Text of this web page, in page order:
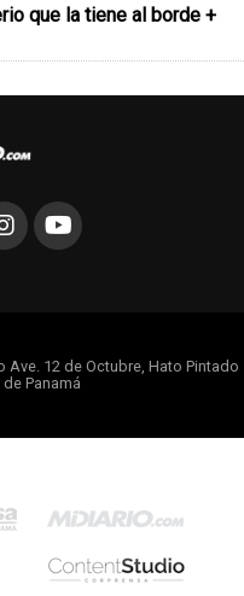
que la tiene al borde +
Ave. 12 de Octubre, Hato Pintado
Panamá